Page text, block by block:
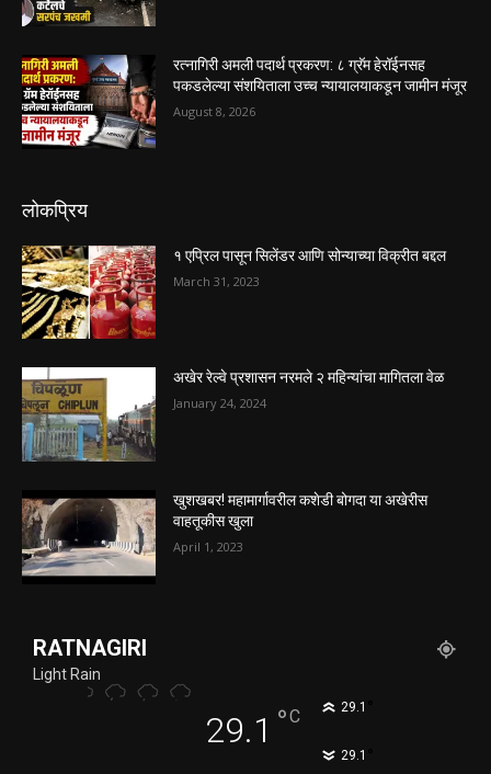
रत्नागिरी अमली पदार्थ प्रकरण: ८ ग्रॅम हेरॉईनसह
पकडलेल्या संशयिताला उच्च न्यायालयाकडून जामीन मंजूर
August 8, 2026
लोकप्रिय
१ एप्रिल पासून सिलेंडर आणि सोन्याच्या विक्रीत बद्दल
March 31, 2023
अखेर रेल्वे प्रशासन नरमले २ महिन्यांचा मागितला वेळ
January 24, 2024
खुशखबर! महामार्गावरील कशेडी बोगदा या अखेरीस
वाहतूकीस खुला
April 1, 2023
RATNAGIRI
Light Rain
29.1 °C 29.1
29.1